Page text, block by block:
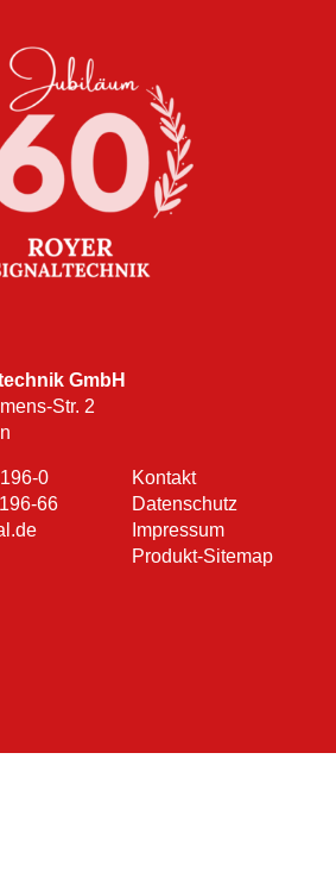
GmbH
Str. 2
0
66
Kontakt
Datenschutz
Impressum
Produkt-Sitemap